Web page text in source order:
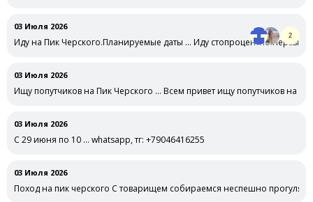
03 Июля 2026
Иду на Пик Черского.Планируемые даты … Иду стопроцентно.Первый
2
03 Июля 2026
Ищу попутчиков на Пик Черского … Всем привет ищу попутчиков на
03 Июля 2026
С 29 июня по 10 … whatsapp, тг: +79046416255
03 Июля 2026
Поход на пик черского С товарищем собираемся неспешно